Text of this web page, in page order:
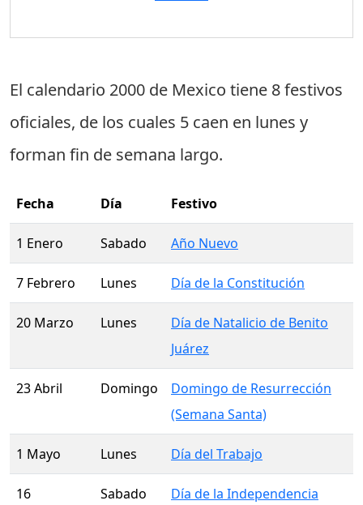
El calendario 2000 de Mexico tiene 8 festivos
oficiales, de los cuales 5 caen en lunes y
forman fin de semana largo.
Fecha Día Festivo
1 Enero Sabado Año Nuevo
7 Febrero Lunes Día de la Constitución
20 Marzo Lunes
Día de Natalicio de Benito
Juárez
23 Abril Domingo
Domingo de Resurrección
(Semana Santa)
1 Mayo Lunes Día del Trabajo
16
Sabado Día de la Independencia